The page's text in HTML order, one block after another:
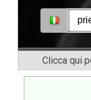
Clicca qui